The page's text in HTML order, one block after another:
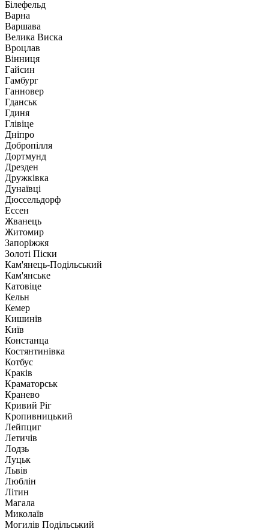
Білефельд
Варна
Варшава
Велика Виска
Вроцлав
Вінниця
Гайсин
Гамбург
Ганновер
Гданськ
Гдиня
Глівіце
Дніпро
Добропілля
Дортмунд
Дрезден
Дружківка
Дунаївці
Дюссельдорф
Ессен
Жванець
Житомир
Запоріжжя
Золоті Піски
Кам'янець-Подільський
Кам'янське
Катовіце
Кельн
Кемер
Кишинів
Київ
Констанца
Костянтинівка
Котбус
Краків
Краматорськ
Кранево
Кривий Ріг
Кропивницький
Лейпциг
Летичів
Лодзь
Луцьк
Львів
Люблін
Літин
Магала
Миколаїв
Могилів Подільський